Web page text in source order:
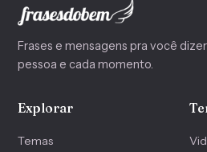
Frases e mensagens pra você
pessoa e cada momento.
Explorar
Temas